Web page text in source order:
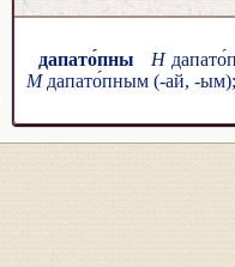
дапато́пны Н
Мдапато́пным (-ай, -ым);